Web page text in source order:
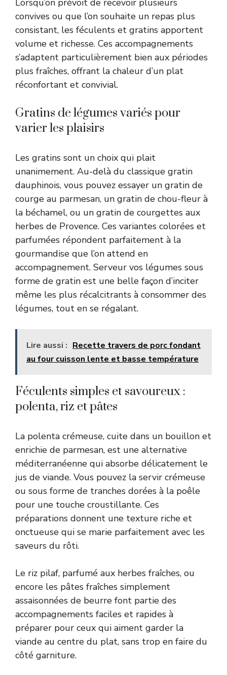
Lorsqu’on prévoit de recevoir plusieurs
convives ou que l’on souhaite un repas plus
consistant, les féculents et gratins apportent
volume et richesse. Ces accompagnements
s’adaptent particulièrement bien aux périodes
plus fraîches, offrant la chaleur d’un plat
réconfortant et convivial.
Gratins de légumes variés pour
varier les plaisirs
Les gratins sont un choix qui plait
unanimement. Au-delà du classique gratin
dauphinois, vous pouvez essayer un gratin de
courge au parmesan, un gratin de chou-fleur à
la béchamel, ou un gratin de courgettes aux
herbes de Provence. Ces variantes colorées et
parfumées répondent parfaitement à la
gourmandise que l’on attend en
accompagnement. Serveur vos légumes sous
forme de gratin est une belle façon d’inciter
même les plus récalcitrants à consommer des
légumes, tout en se régalant.
Lire aussi : Recette travers de porc fondant
au four cuisson lente et basse température
Féculents simples et savoureux :
polenta, riz et pâtes
La polenta crémeuse, cuite dans un bouillon et
enrichie de parmesan, est une alternative
méditerranéenne qui absorbe délicatement le
jus de viande. Vous pouvez la servir crémeuse
ou sous forme de tranches dorées à la poêle
pour une touche croustillante. Ces
préparations donnent une texture riche et
onctueuse qui se marie parfaitement avec les
saveurs du rôti.
Le riz pilaf, parfumé aux herbes fraîches, ou
encore les pâtes fraîches simplement
assaisonnées de beurre font partie des
accompagnements faciles et rapides à
préparer pour ceux qui aiment garder la
viande au centre du plat, sans trop en faire du
côté garniture.